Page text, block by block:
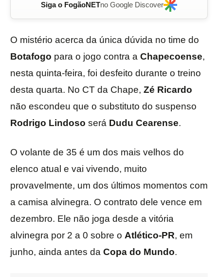
Siga o FogãoNETno Google Discover
O mistério acerca da única dúvida no time do
Botafogo para o jogo contra a Chapecoense,
nesta quinta-feira, foi desfeito durante o treino
desta quarta. No CT da Chape, Zé Ricardo
não escondeu que o substituto do suspenso
Rodrigo Lindoso será Dudu Cearense.
O volante de 35 é um dos mais velhos do
elenco atual e vai vivendo, muito
provavelmente, um dos últimos momentos com
a camisa alvinegra. O contrato dele vence em
dezembro. Ele não joga desde a vitória
alvinegra por 2 a 0 sobre o Atlético-PR, em
junho, ainda antes da Copa do Mundo.